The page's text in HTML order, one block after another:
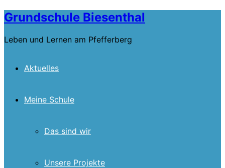
Skip
to
content
Grundschule Biesenthal
Leben und Lernen am Pfefferberg
Aktuelles
Meine Schule
Das sind wir
Unsere Projekte